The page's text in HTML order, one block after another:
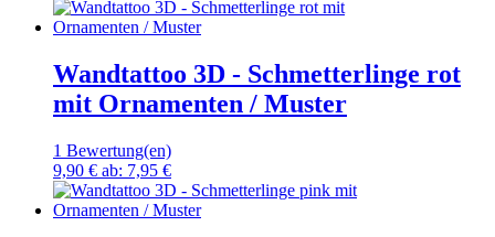
Wandtattoo 3D - Schmetterlinge rot
mit Ornamenten / Muster
1 Bewertung(en)
9,90 € ab: 7,95 €